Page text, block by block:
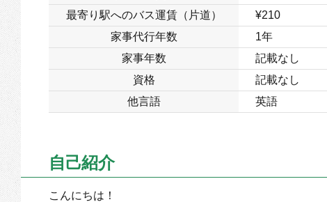
最寄り駅へのバス運賃（片道）
¥210
家事代行年数
1年
家事年数
記載なし
資格
記載なし
他言語
英語
自己紹介
こんにちは！